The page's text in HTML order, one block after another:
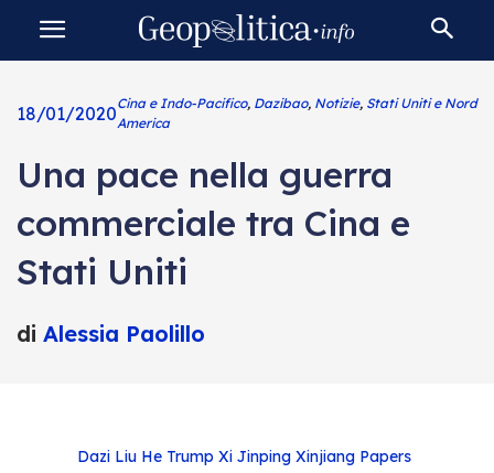
18/01/2020Cina e Indo-Pacifico, Dazibao, Notizie, Stati Uniti e Nord
America
Una pace nella guerra
commerciale tra Cina e
Stati Uniti
di Alessia Paolillo
Dazi Liu He Trump Xi Jinping Xinjiang Papers